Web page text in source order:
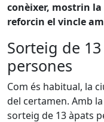
conèixer, mostrin
reforcin el vincle
Sorteig de
persones
Com és habitual, la
del certamen. Amb
sorteig de 13 àpats